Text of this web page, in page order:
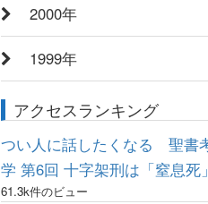
2000年
1999年
アクセスランキング
つい人に話したくなる 聖書
学 第6回 十字架刑は「窒息死
61.3k件のビュー